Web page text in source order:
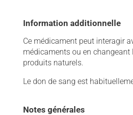
Information additionnelle
Ce médicament peut interagir
médicaments ou en
produits naturels.
Le don de sang est
Notes générales